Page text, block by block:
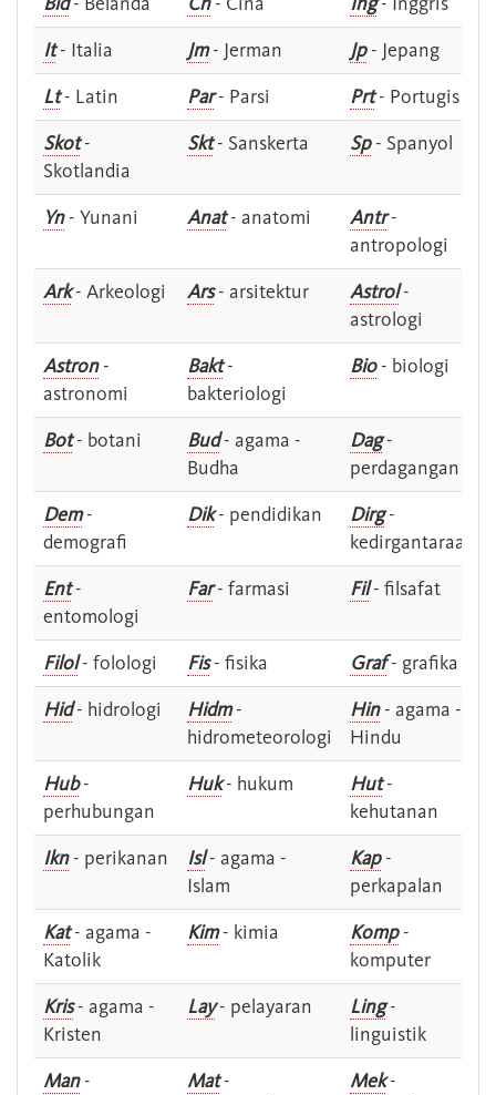
It- Italia Jm- Jerman Jp- Jepang
Lt- Latin Par- Parsi Prt- Portugis
Skot-
Skotlandia
Skt- Sanskerta Sp- Spanyol
Yn- Yunani Anat- anatomi Antr-
antropologi
Ark- Arkeologi Ars- arsitektur Astrol-
astrologi
Astron-
astronomi
Bakt-
bakteriologi
Bio- biologi
Bot- botani Bud- agama -
Budha
Dag-
perdagangan
Dem-
demografi
Dik- pendidikan Dirg-
kedirgantaraan
Ent-
entomologi
Far- farmasi Fil- filsafat
Filol- folologi Fis- fisika Graf- grafika
Hid- hidrologi Hidm-
hidrometeorologi
Hin- agama -
Hindu
Hub-
perhubungan
Huk- hukum Hut-
kehutanan
Ikn- perikanan Isl- agama -
Islam
Kap-
perkapalan
Kat- agama -
Katolik
Kim- kimia Komp-
komputer
Kris- agama -
Kristen
Lay- pelayaran Ling-
linguistik
Man-
Mat-
Mek-